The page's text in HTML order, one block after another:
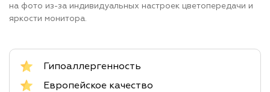
на фото из-за индивидуальных настроек цветопередачи и
яркости монитора.
Гипоаллергенность
Европейское качество